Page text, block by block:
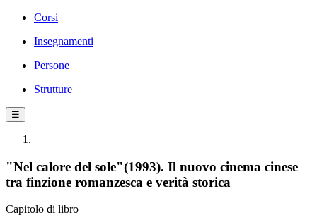
Corsi
Insegnamenti
Persone
Strutture
☰
"Nel calore del sole"(1993). Il nuovo cinema cinese
tra finzione romanzesca e verità storica
Capitolo di libro